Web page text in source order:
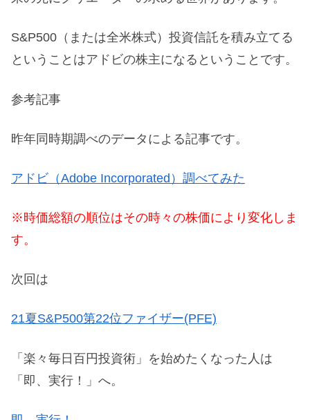
S&P500（または全米株式）投資信託を積み立てる
ということはアドビの株主になるということです。
参考記事
昨年同時期調べのデータによる記事です。
アドビ（Adobe Incorporated）調べてみた
※時価総額の順位はその時々の株価により変化しま
す。
次回は
21夏S&P500第22位ファイザー(PFE)
「楽々毎日百円投資術」を始めたくなった人は
「即、実行！」へ。